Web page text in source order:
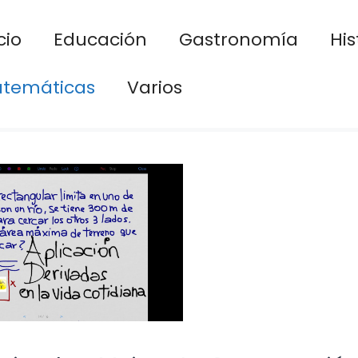
Educación Gastronomía
Varios